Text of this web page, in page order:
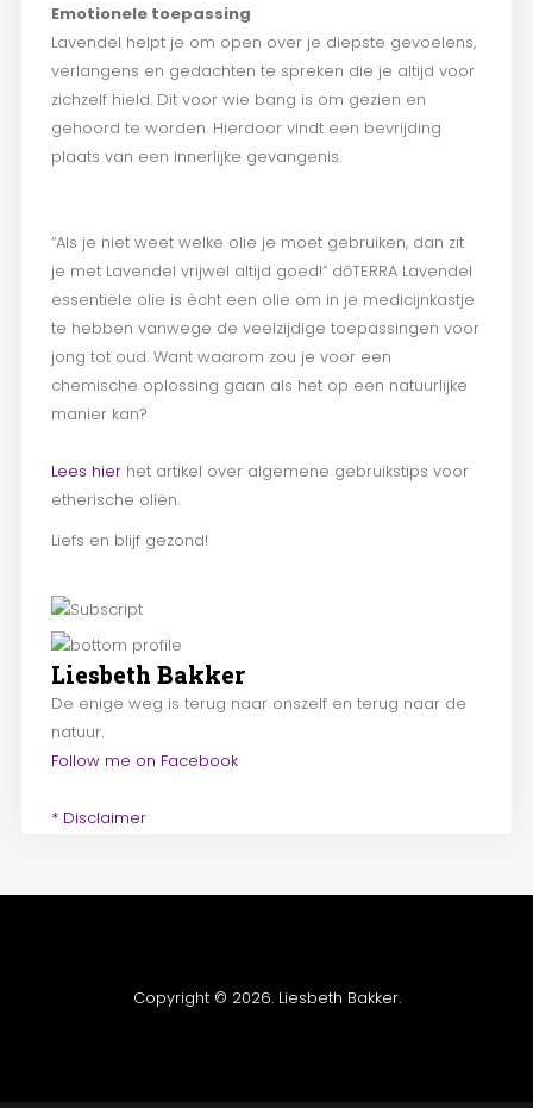
Emotionele toepassing
Lavendel helpt je om open over je diepste gevoelens,
verlangens en gedachten te spreken die je altijd voor
zichzelf hield. Dit voor wie bang is om gezien en
gehoord te worden. Hierdoor vindt een bevrijding
plaats van een innerlijke gevangenis.
“Als je niet weet welke olie je moet gebruiken, dan zit
je met Lavendel vrijwel altijd goed!” dōTERRA Lavendel
essentiële olie is ècht een olie om in je medicijnkastje
te hebben vanwege de veelzijdige toepassingen voor
jong tot oud. Want waarom zou je voor een
chemische oplossing gaan als het op een natuurlijke
manier kan?
Lees hierhet artikel over algemene gebruikstips voor
etherische oliën.
Liefs en blijf gezond!
Liesbeth Bakker
De enige weg is terug naar onszelf en terug naar de
natuur.
Follow me on Facebook
* Disclaimer
Copyright © 2026. Liesbeth Bakker.